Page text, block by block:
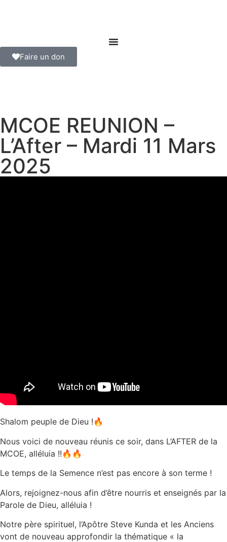
Faire un don
MCOE REUNION –
L’After – Mardi 11 Mars
2025
Shalom peuple de Dieu !🔥
Nous voici de nouveau réunis ce soir, dans L’AFTER de la
MCOE, alléluia !!🔥🔥
Le temps de la Semence n’est pas encore à son terme !
Alors, rejoignez-nous afin d’être nourris et enseignés par la
Parole de Dieu, alléluia !
Notre père spirituel, l’Apôtre Steve Kunda et les Anciens
vont de nouveau approfondir la thématique « la